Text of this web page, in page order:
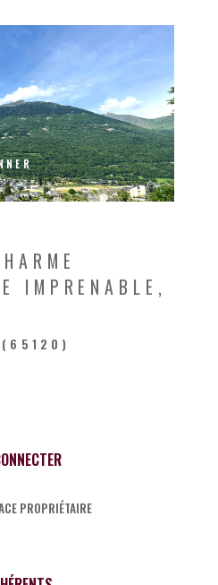
IMPRENABLE,
(65120)
LE BIEN
PROPRIÉTAIRE